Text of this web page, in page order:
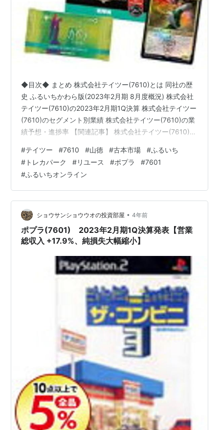
◆目次◆ まとめ 株式会社テイツー(7610)とは 同社の歴
史 ふるいちかわら版(2023年2月期 8月度概況) 株式会社
テイツー(7610)の2023年2月期1Q決算 株式会社テイツー
(7610)のセグメント別業績 株式会社テイツー(7610)の業
績予想・進捗率 【関連記事】 株式会社テイツー(7610)の
引 ブログをご覧頂き、ありがとうございます。 株式会社
テイツー(7610)をご存じでしょうか？「古本市場」「ふ
るいち」等を運営している企業です。shousanshouuo
は、株式会社テイツー(7610)の末席株主です。 今回は
「テ…
#テイツー #7610 #山徳 #古本市場 #ふるいち
# トレカパーク #リユース #ポプラ #7601
#ふるいちオンライン
ショウサンショウウオの投資部屋 • 4年前
ポプラ(7601) 2023年2月期1Q決算発表【営業
総収入 +17.9%、純損失大幅縮小】